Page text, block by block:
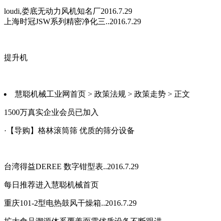
loudi,娄底无动力风机知名厂2016.7.29
上海时冠JSW系列精密净化三..2016.7.29
提升机
慧聪机械工业网首页 > 政策法规 > 政策走势 > 正文
1500万真实企业会员已加入
·【导购】格林滚筒筛 优质的筛分设备
台湾得益DEREE 数字钳型表..2016.7.29
每日推荐进入慧聪机械首页
重庆101-2型电热鼓风干燥箱..2016.7.29